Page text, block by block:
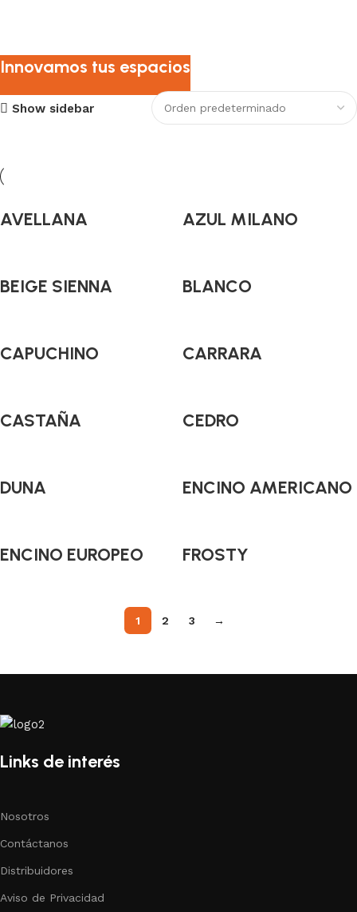
Innovamos tus espacios
Show sidebar
AVELLANA AZUL MILANO
BEIGE SIENNA BLANCO
CAPUCHINO CARRARA
CASTAÑA CEDRO
DUNA ENCINO AMERICANO
ENCINO EUROPEO FROSTY
1 2 3 →
Links de interés
Nosotros
Contáctanos
Distribuidores
Aviso de Privacidad